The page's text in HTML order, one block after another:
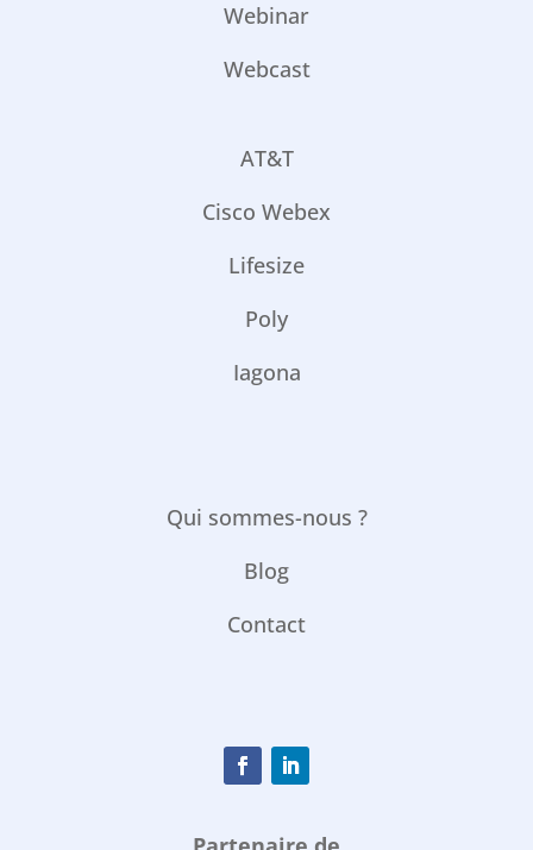
Webinar
Webcast
AT&T
Cisco Webex
Lifesize
Poly
Iagona
Qui sommes-nous ?
Blog
Contact